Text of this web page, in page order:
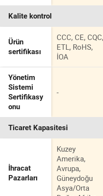
Kalite kontrol
Ürün
sertifikası
CCC, CE, CQC,
ETL, RoHS,
İOA
Yönetim
Sistemi
Sertifikasy
onu
-
Ticaret Kapasitesi
İhracat
Pazarları
Kuzey
Amerika,
Avrupa,
Güneydoğu
Asya/Orta